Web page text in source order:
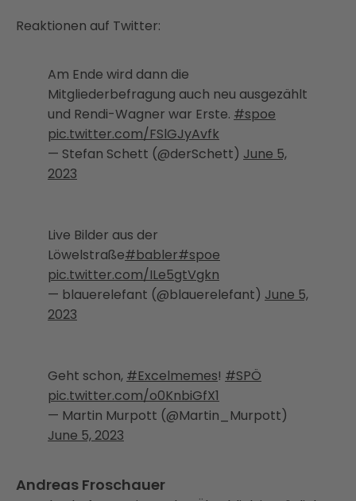
Reaktionen auf Twitter:
Am Ende wird dann die
Mitgliederbefragung auch neu ausgezählt
und Rendi-Wagner war Erste. #spoe
pic.twitter.com/FSlGJyAvfk
— Stefan Schett (@derSchett) June 5,
2023
Live Bilder aus der
Löwelstraße#babler#spoe
pic.twitter.com/ILe5gtVgkn
— blauerelefant (@blauerelefant) June 5,
2023
Geht schon, #Excelmemes! #SPÖ
pic.twitter.com/o0KnbiGfX1
— Martin Murpott (@Martin_Murpott)
June 5, 2023
Andreas Froschauer